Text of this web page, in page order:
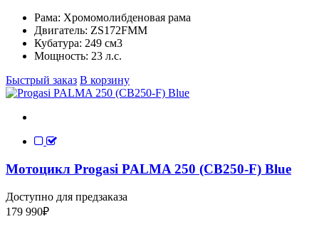
Рама: Хромомолибденовая рама
Двигатель: ZS172FMM
Кубатура: 249 см3
Мощность: 23 л.с.
Быстрый заказ В корзину
Мотоцикл Progasi PALMA 250 (CB250-F) Blue
Доступно для предзаказа
179 990₽